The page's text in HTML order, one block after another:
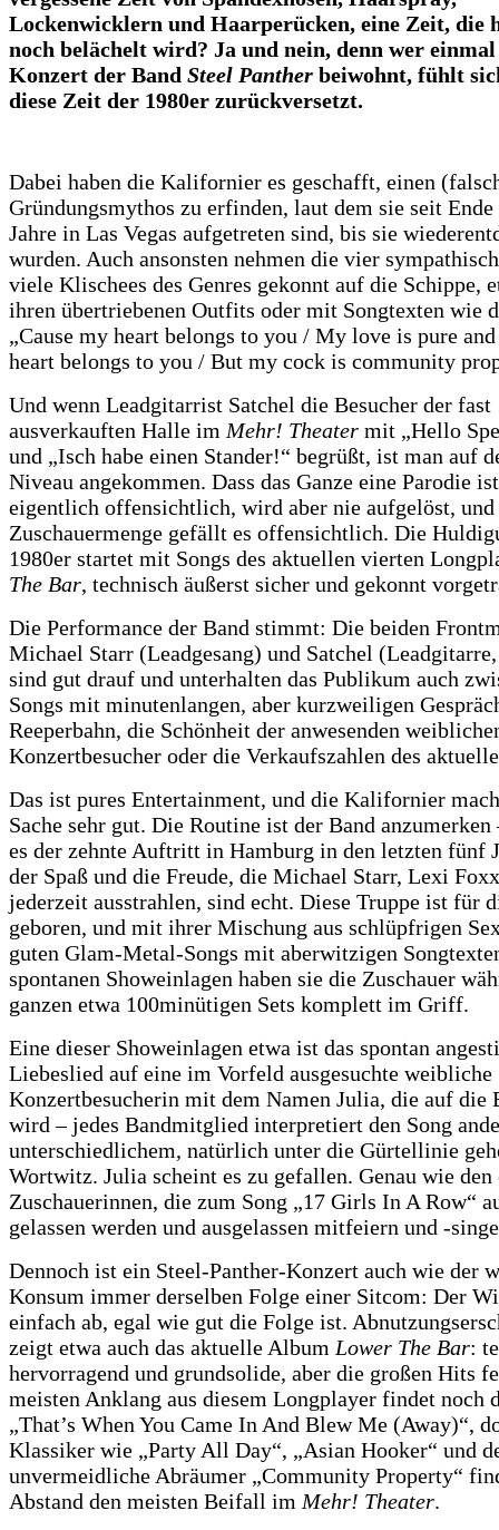
Lockenwicklern und Haarperücken, eine Zeit, die
noch belächelt wird? Ja und nein, denn wer
Konzert der Band Steel Panther beiwohnt, fühlt
diese Zeit der 1980er zurückversetzt.
Dabei haben die Kalifornier es geschafft, einen
Gründungsmythos zu erfinden, laut dem sie seit Ende
Jahre in Las Vegas aufgetreten sind, bis sie
wurden. Auch ansonsten nehmen die vier
viele Klischees des Genres gekonnt auf die Schippe,
ihren übertriebenen Outfits oder mit Songtexten wie
„Cause my heart belongs to you / My love is pure
heart belongs to you / But my cock is community
Und wenn Leadgitarrist Satchel die Besucher der fast
ausverkauften Halle im Mehr! Theater mit „Hello
und „Isch habe einen Stander!“ begrüßt, ist man auf
Niveau angekommen. Dass das Ganze eine Parodie
eigentlich offensichtlich, wird aber nie aufgelöst, und
Zuschauermenge gefällt es offensichtlich. Die
1980er startet mit Songs des aktuellen vierten
The Bar, technisch äußerst sicher und gekonnt
Die Performance der Band stimmt: Die beiden
Michael Starr (Leadgesang) und Satchel
sind gut drauf und unterhalten das Publikum auch
Songs mit minutenlangen, aber kurzweiligen
Reeperbahn, die Schönheit der anwesenden
Konzertbesucher oder die Verkaufszahlen des
Das ist pures Entertainment, und die Kalifornier
Sache sehr gut. Die Routine ist der Band
es der zehnte Auftritt in Hamburg in den letzten fünf
der Spaß und die Freude, die Michael Starr, Lexi
jederzeit ausstrahlen, sind echt. Diese Truppe ist für
geboren, und mit ihrer Mischung aus schlüpfrigen
guten Glam-Metal-Songs mit aberwitzigen
spontanen Showeinlagen haben sie die Zuschauer
ganzen etwa 100minütigen Sets komplett im Griff.
Eine dieser Showeinlagen etwa ist das spontan
Liebeslied auf eine im Vorfeld ausgesuchte weibliche
Konzertbesucherin mit dem Namen Julia, die auf die
wird – jedes Bandmitglied interpretiert den Song
unterschiedlichem, natürlich unter die Gürtellinie
Wortwitz. Julia scheint es zu gefallen. Genau wie den
Zuschauerinnen, die zum Song „17 Girls In A Row“
gelassen werden und ausgelassen mitfeiern und -
Dennoch ist ein Steel-Panther-Konzert auch wie der
Konsum immer derselben Folge einer Sitcom: Der
einfach ab, egal wie gut die Folge ist.
zeigt etwa auch das aktuelle Album Lower The Bar:
hervorragend und grundsolide, aber die großen Hits
meisten Anklang aus diesem Longplayer findet noch
„That’s When You Came In And Blew Me (Away)“,
Klassiker wie „Party All Day“, „Asian Hooker“ und
unvermeidliche Abräumer „Community Property“
Abstand den meisten Beifall im Mehr! Theater.